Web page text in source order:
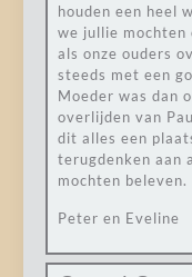
houden een heel
we jullie mochten
als onze ouders
steeds met een
Moeder was dan
overlijden van
dit alles een
terugdenken aan
mochten beleven.
Peter en Eveline